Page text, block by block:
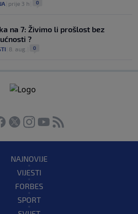
prije 3 h 0
na 7: Živimo li prošlost bez
?
8. aug. 0
NAJNOVIJE
VIJESTI
FORBES
SPORT